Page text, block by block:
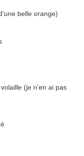
belle orange)
(je n'en ai pas